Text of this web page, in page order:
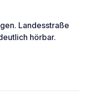
Landesstraße
hörbar.